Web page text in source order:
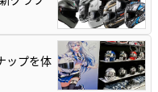
ップを体